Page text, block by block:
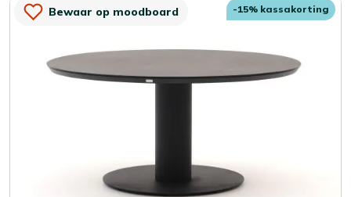
Bewaar op moodboard -15% kassakorting